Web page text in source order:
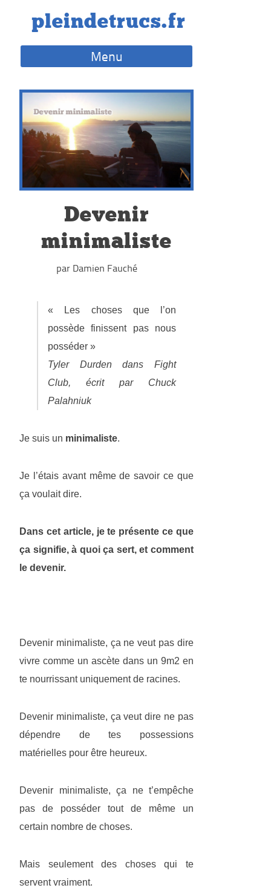
pleindetrucs.fr
Menu
Devenir
minimaliste
par Damien Fauché
« Les choses que l’on
possède finissent pas nous
posséder »
Tyler Durden dans Fight
Club, écrit par Chuck
Palahniuk
Je suis un minimaliste.
Je l’étais avant même de savoir ce que
ça voulait dire.
Dans cet article, je te présente ce que
ça signifie, à quoi ça sert, et comment
le devenir.
Devenir minimaliste, ça ne veut pas dire
vivre comme un ascète dans un 9m2 en
te nourrissant uniquement de racines.
Devenir minimaliste, ça veut dire ne pas
dépendre de tes possessions
matérielles pour être heureux.
Devenir minimaliste, ça ne t’empêche
pas de posséder tout de même un
certain nombre de choses.
Mais seulement des choses qui te
servent vraiment.